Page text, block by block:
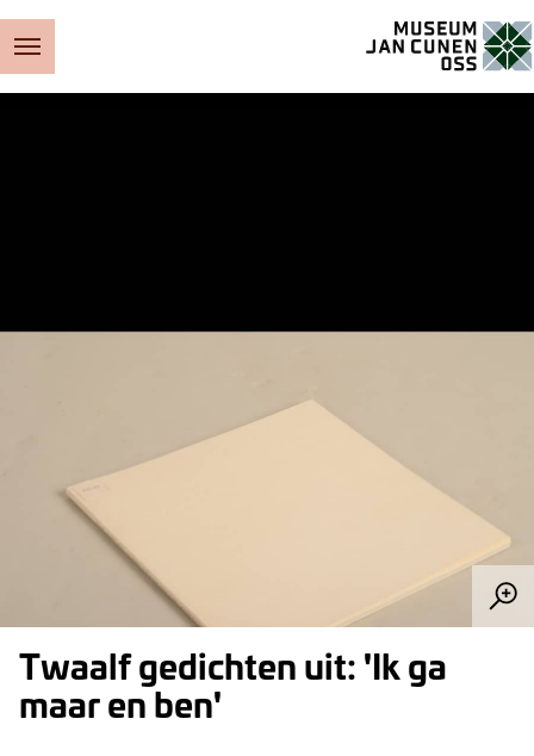
Twaalf gedichten uit: 'Ik ga
maar en ben'